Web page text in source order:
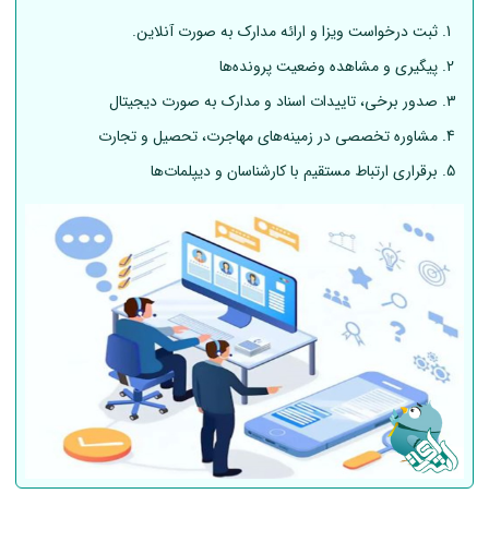
ثبت درخواست ویزا و ارائه مدارک به صورت آنلاین.
پیگیری و مشاهده وضعیت پرونده‌ها
صدور برخی، تاییدات اسناد و مدارک به صورت دیجیتال
مشاوره تخصصی در زمینه‌های مهاجرت، تحصیل و تجارت
برقراری ارتباط مستقیم با کارشناسان و دیپلمات‌ها